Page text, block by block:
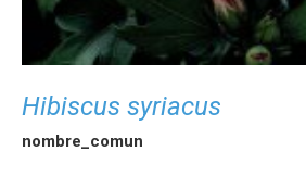
Hibiscus syriacus
nombre_comun